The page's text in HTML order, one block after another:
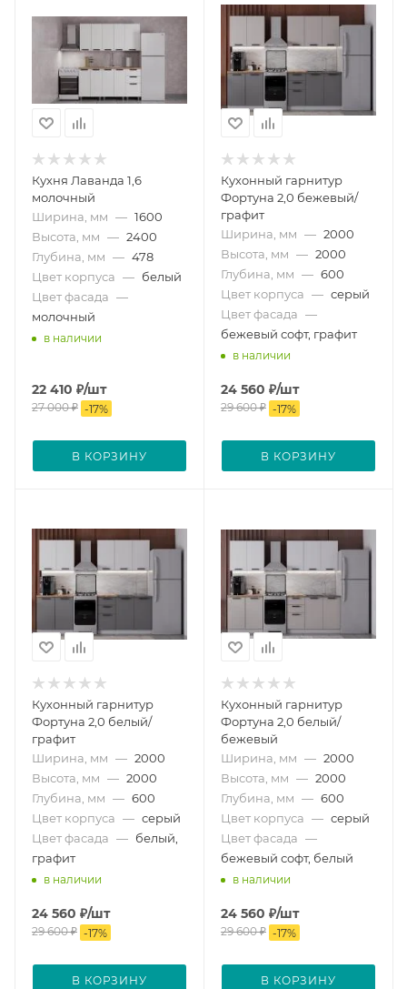
Кухня Лаванда 1,6
молочный
Ширина, мм — 1600
Высота, мм — 2400
Глубина, мм — 478
Цвет корпуса — белый
Цвет фасада —
молочный
в наличии
22 410 ₽/шт
27 000₽ -17%
В КОРЗИНУ
Кухонный гарнитур
Фортуна 2,0 бежевый/
графит
Ширина, мм — 2000
Высота, мм — 2000
Глубина, мм — 600
Цвет корпуса — серый
Цвет фасада —
бежевый софт, графит
в наличии
24 560 ₽/шт
29 600₽ -17%
В КОРЗИНУ
Кухонный гарнитур
Фортуна 2,0 белый/
графит
Ширина, мм — 2000
Высота, мм — 2000
Глубина, мм — 600
Цвет корпуса — серый
Цвет фасада — белый,
графит
в наличии
24 560 ₽/шт
29 600₽ -17%
В КОРЗИНУ
Кухонный гарнитур
Фортуна 2,0 белый/
бежевый
Ширина, мм — 2000
Высота, мм — 2000
Глубина, мм — 600
Цвет корпуса — серый
Цвет фасада —
бежевый софт, белый
в наличии
24 560 ₽/шт
29 600₽ -17%
В КОРЗИНУ